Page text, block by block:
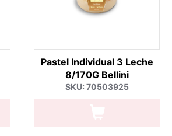
Pastel Individual 3 Leche
8/170G Bellini
SKU: 70503925